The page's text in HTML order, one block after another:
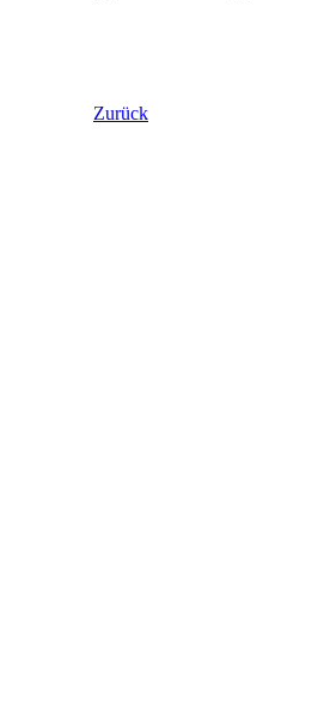
Zurück